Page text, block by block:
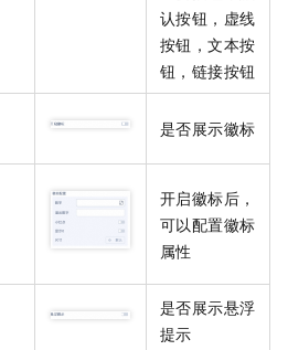
认按钮，虚线
按钮，文本按
钮，链接按钮
是否展示徽标
开启徽标后，
可以配置徽标
属性
是否展示悬浮
提示